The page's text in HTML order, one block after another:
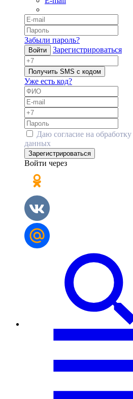
Забыли пароль?
Войти Зарегистрироваться
Получить SMS с кодом
Уже есть код?
Даю согласие на обработку
данных
Зарегистрироваться
Войти через